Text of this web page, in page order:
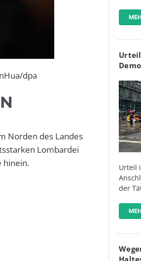
dpa
Norden des Landes
Lombardei
hinein.
Urteil
der